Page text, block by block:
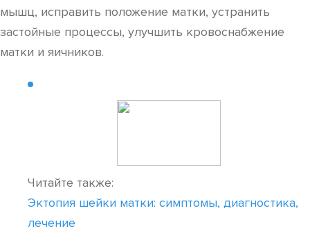
мышц, исправить положение матки, устранить
застойные процессы, улучшить кровоснабжение
матки и яичников.
Читайте также:
Эктопия шейки матки: симптомы, диагностика,
лечение